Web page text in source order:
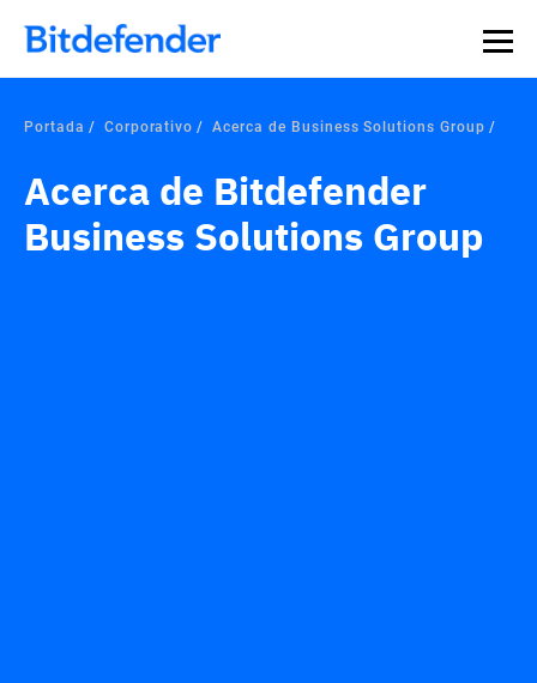
Portada Corporativo Acerca de Business Solutions Group
Acerca de Bitdefender
Business Solutions Group